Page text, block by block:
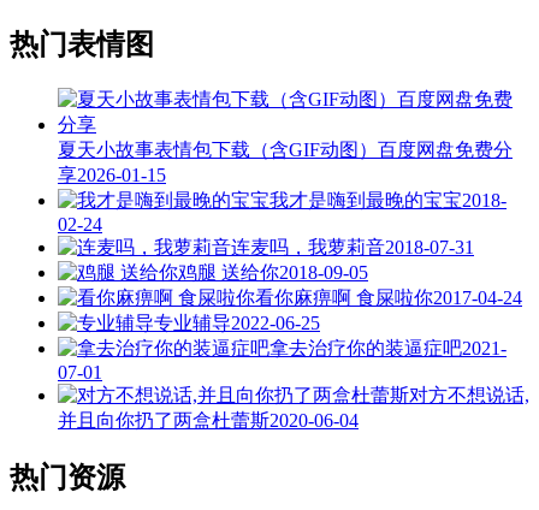
热门表情图
夏天小故事表情包下载（含GIF动图）百度网盘免费分
享2026-01-15
我才是嗨到最晚的宝宝2018-
02-24
连麦吗，我萝莉音2018-07-31
鸡腿 送给你2018-09-05
看你麻痹啊 食屎啦你2017-04-24
专业辅导2022-06-25
拿去治疗你的装逼症吧2021-
07-01
对方不想说话,
并且向你扔了两盒杜蕾斯2020-06-04
热门资源